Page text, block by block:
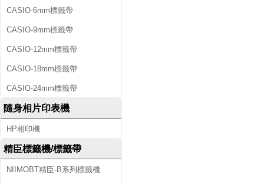
CASIO-6mm標籤帶
CASIO-9mm標籤帶
CASIO-12mm標籤帶
CASIO-18mm標籤帶
CASIO-24mm標籤帶
隨身相片印表機
HP相印機
精臣標籤機/標籤帶
NIIMOBT精臣-B系列標籤機